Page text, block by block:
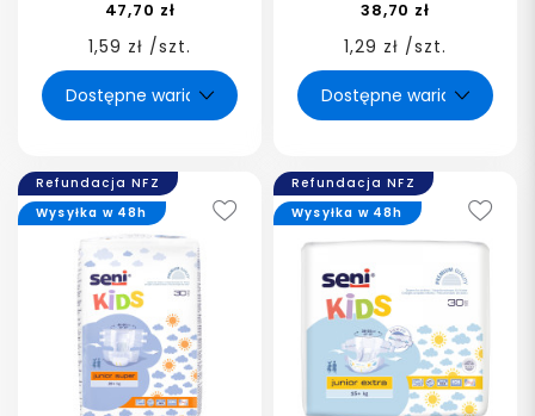
47,70 zł
1,59 zł /szt.
38,70 zł
1,29 zł /szt.
Refundacja NFZ
Wysyłka w 48h
Refundacja NFZ
Wysyłka w 48h